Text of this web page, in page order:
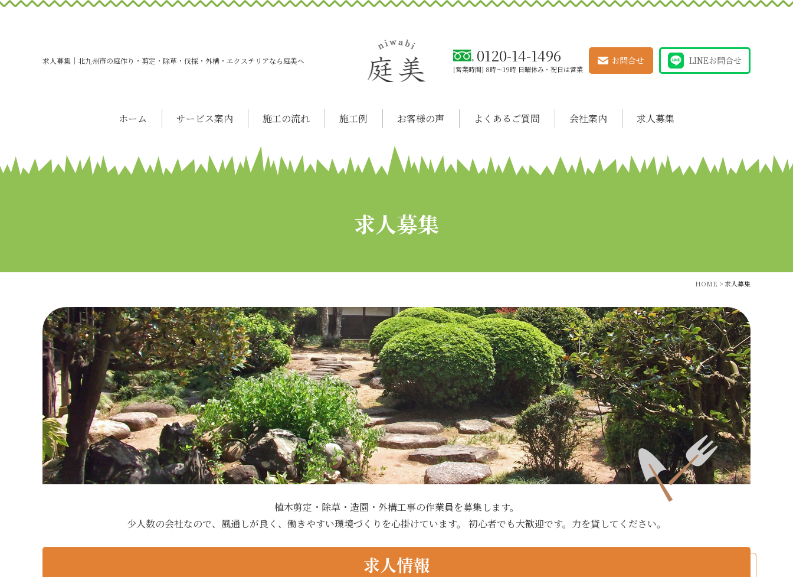
求人募集｜北九州市の庭作り・剪定・除草・伐採・外構・エクステリアなら庭美へ 0120-14-1496
[営業時間] 8時～19時 日曜休み・祝日は営業
お問合せ LINEお問合せ
ホーム サービス案内 施工の流れ 施工例 お客様の声 よくあるご質問 会社案内 求人募集
求人募集
HOME >求人募集
植木剪定・除草・造園・外構工事の作業員を募集します。
少人数の会社なので、風通しが良く、働きやすい環境づくりを心掛けています。
初心者でも大歓迎です。力を貸してください。
求人情報